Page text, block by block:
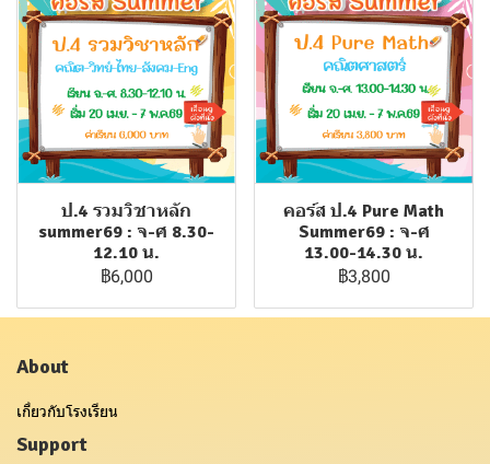
ป.4 รวมวิชาหลัก
summer69 : จ-ศ 8.30-
12.10 น.
฿6,000
คอร์ส ป.4 Pure Math
Summer69 : จ-ศ
13.00-14.30 น.
฿3,800
About
เกี่ยวกับโรงเรียน
Support